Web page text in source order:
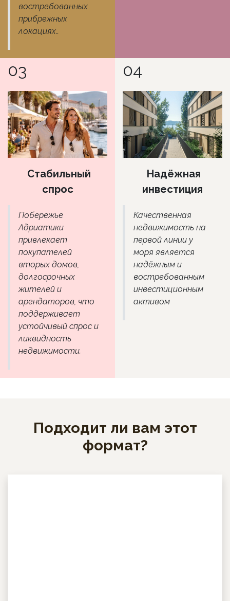
востребованных
прибрежных
локациях..
03
Стабильный
спрос
Побережье
Адриатики
привлекает
покупателей
вторых домов,
долгосрочных
жителей и
арендаторов, что
поддерживает
устойчивый спрос и
ликвидность
недвижимости.
04
Надёжная
инвестиция
Качественная
недвижимость на
первой линии у
моря является
надёжным и
востребованным
инвестиционным
активом
Подходит ли вам этот
формат?